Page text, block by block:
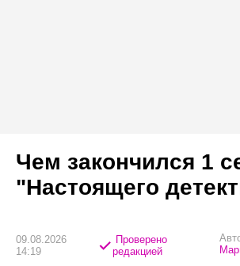
Чем закончился 1
"Настоящего
09.08.2026
14:19
Проверено
редакцией